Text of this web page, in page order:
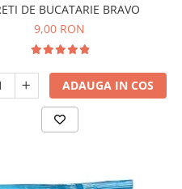
DE BUCATARIE BRAVO
9,00 RON
ADAUGA IN COS